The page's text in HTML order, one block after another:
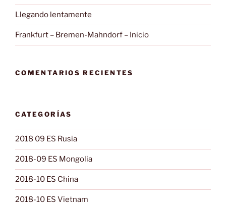
Llegando lentamente
Frankfurt – Bremen-Mahndorf – Inicio
COMENTARIOS RECIENTES
CATEGORÍAS
2018 09 ES Rusia
2018-09 ES Mongolia
2018-10 ES China
2018-10 ES Vietnam